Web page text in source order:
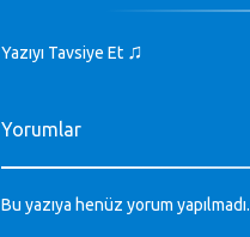
Yazıyı Tavsiye Et ♫
Yorumlar
Bu yazıya henüz yorum yapılmadı.